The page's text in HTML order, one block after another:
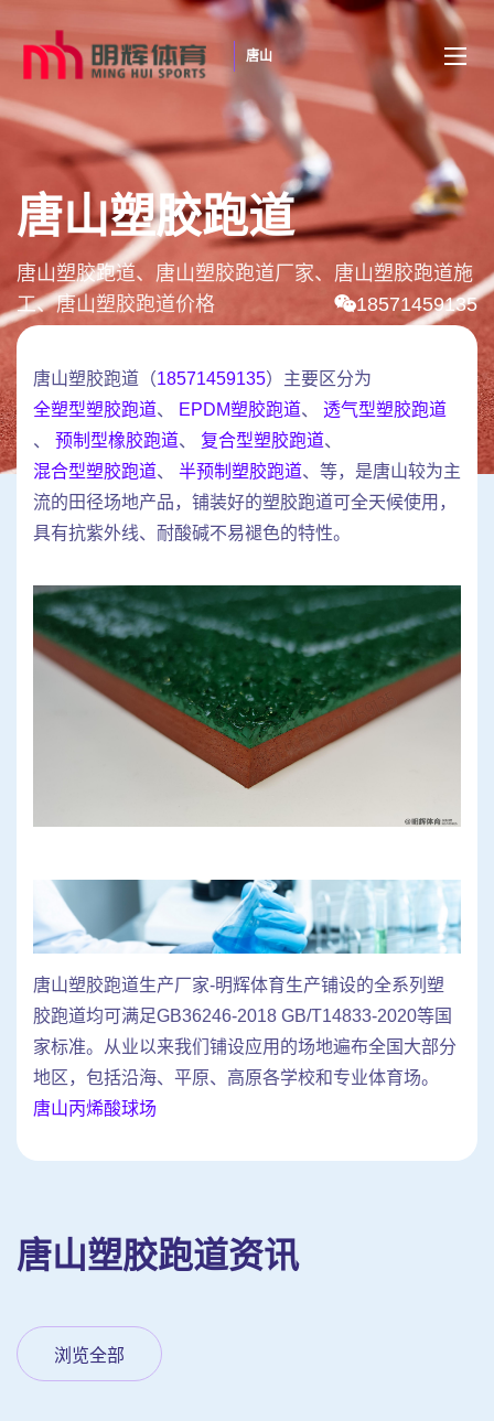
唐山
唐山塑胶跑道
唐山塑胶跑道、唐山塑胶跑道厂家、唐山塑胶跑道施
工、唐山塑胶跑道价格
18571459135
唐山塑胶跑道（18571459135）主要区分为
全塑型塑胶跑道、 EPDM塑胶跑道、 透气型塑胶跑道
、 预制型橡胶跑道、 复合型塑胶跑道、
混合型塑胶跑道、 半预制塑胶跑道、等，是唐山较为主
流的田径场地产品，铺装好的塑胶跑道可全天候使用，
具有抗紫外线、耐酸碱不易褪色的特性。
唐山塑胶跑道生产厂家-明辉体育生产铺设的全系列塑
胶跑道均可满足GB36246-2018 GB/T14833-2020等国
家标准。从业以来我们铺设应用的场地遍布全国大部分
地区，包括沿海、平原、高原各学校和专业体育场。
唐山丙烯酸球场
唐山塑胶跑道资讯
浏览全部